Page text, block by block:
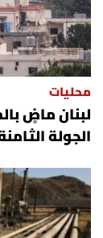
محليات
لبنان ماضٍ
الجولة